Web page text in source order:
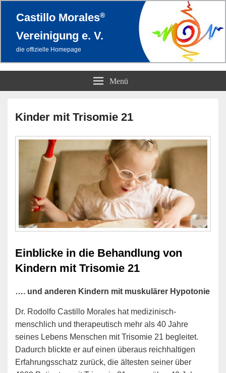
Castillo Morales®
Vereinigung e. V.
die offizielle Homepage
Menü
Kinder mit Trisomie 21
Einblicke in die Behandlung von
Kindern mit Trisomie 21
…. und anderen Kindern mit muskulärer Hypotonie
Dr. Rodolfo Castillo Morales hat medizinisch-
menschlich und therapeutisch mehr als 40 Jahre
seines Lebens Menschen mit Trisomie 21 begleitet.
Dadurch blickte er auf einen überaus reichhaltigen
Erfahrungsschatz zurück, die ältesten seiner über
Seitenleisten-
Widgetbereich